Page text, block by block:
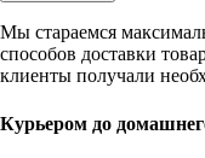
Мы стараемся
способов доставки
клиенты получали
Курьером до